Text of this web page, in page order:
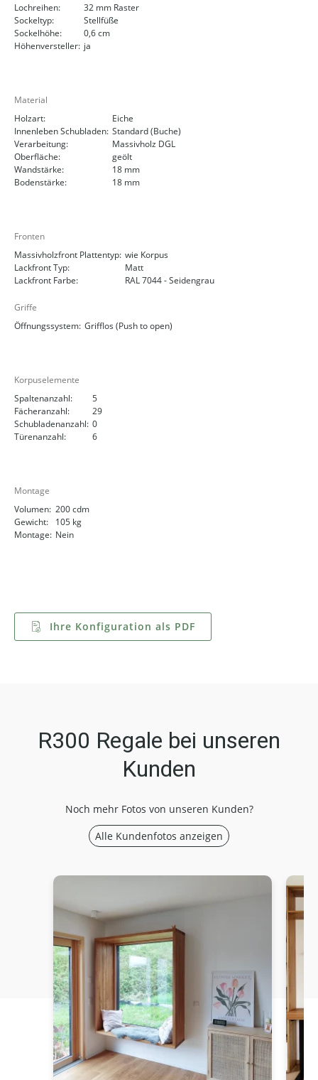
Lochreihen:
32 mm Raster
Sockeltyp:
Stellfüße
Sockelhöhe:
0,6 cm
Höhenversteller: ja
Material
Holzart:
Eiche
Innenleben Schubladen: Standard (Buche)
Verarbeitung:
Massivholz DGL
Oberfläche:
geölt
Wandstärke:
18 mm
Bodenstärke:
18 mm
Fronten
Massivholzfront Plattentyp: wie Korpus
Lackfront Typ:
Matt
Lackfront Farbe:
RAL 7044 - Seidengrau
Griffe
Öffnungssystem: Grifflos (Push to open)
Korpuselemente
Spaltenanzahl:
5
Fächeranzahl:
29
Schubladenanzahl: 0
Türenanzahl:
6
Montage
Volumen: 200 cdm
Gewicht:
105 kg
Montage: Nein
Ihre Konfiguration als PDF
R300 Regale bei unseren
Kunden
Noch mehr Fotos von unseren Kunden?
Alle Kundenfotos anzeigen